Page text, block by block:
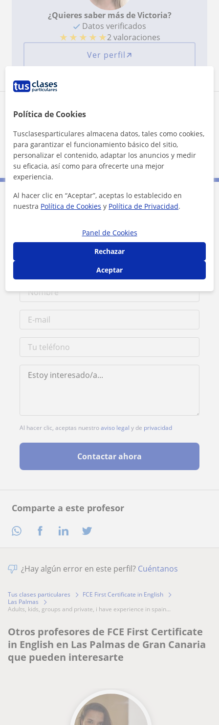
Comparte a este profesor
¿Quieres saber más de Victoria?
Datos verificados
★ ★ ★ ★ ★2 valoraciones
Ver perfil
Zona de Victoria
Localidades a las que se desplaza para dar clase
Benahavís
Contacta con Victoria
Al hacer clic, aceptas nuestroaviso legal y de privacidad
Contactar ahora
¿Hay algún error en este perfil? Cuéntanos
Tus clases particulares
FCE First Certificate in English
Las Palmas
adults, kids, groups and private, i have experience in spain...
Otros profesores de FCE First Certificate
in English en Las Palmas de Gran Canaria
que pueden interesarte
Política de Cookies
Tusclasesparticulares almacena datos, tales como cookies,
para garantizar el funcionamiento básico del sitio,
personalizar el contenido, adaptar los anuncios y medir
su eficacia, así como para ofrecerte una mejor
experiencia.
Al hacer clic en “Aceptar”, aceptas lo establecido en
nuestra Política de Cookies y Política de Privacidad.
Panel de Cookies
Rechazar
Aceptar